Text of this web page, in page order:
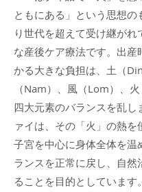
ともにある」という思想の
り世代を超えて受け継がれ
な産後ケア療法です。出産
かる大きな負担は、土（
（Nam）、風（Lom）、
四大元素のバランスを乱し
ァイは、その「火」の熱を
子宮を中心に身体全体を温
ランスを正常に戻し、自然
ることを目的としています。